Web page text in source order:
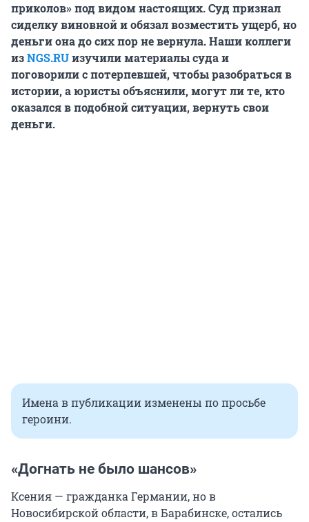
приколов» под видом настоящих. Суд признал
сиделку виновной и обязал возместить ущерб, но
деньги она до сих пор не вернула. Наши коллеги
изNGS.RUизучили материалы суда и
поговорили с потерпевшей, чтобы разобраться в
истории, а юристы объяснили, могут ли те, кто
оказался в подобной ситуации, вернуть свои
деньги.
Имена в публикации изменены по просьбе
героини.
«Догнать не было шансов»
Ксения — гражданка Германии, но в
Новосибирской области, в Барабинске, остались